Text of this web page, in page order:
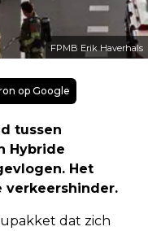
FPMB Erik Haverhals
op Google
tussen
Hybride
Het
verkeershinder.
dat zich